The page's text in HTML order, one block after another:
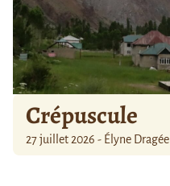
Crépuscule
27 juillet 2026 - Élyne Dragée